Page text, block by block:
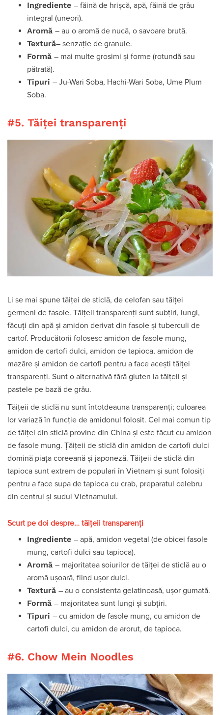
Ingrediente – făină de hrișcă, apă, făină de grâu
integral (uneori).
Aromă – au o aromă de nucă, o savoare brută.
Textură– senzație de granule.
Formă – mai multe grosimi și forme (rotundă sau
pătrată).
Tipuri – Ju-Wari Soba, Hachi-Wari Soba, Ume Plum
Soba.
#5. Tăiței transparenți
Li se mai spune tăiței de sticlă, de celofan sau tăiței
germeni de fasole. Tăițeii transparenți sunt subțiri, lungi,
făcuți din apă și amidon derivat din fasole și tuberculi de
cartof. Producătorii folosesc amidon de fasole mung,
amidon de cartofi dulci, amidon de tapioca, amidon de
mazăre și amidon de cartofi pentru a face acești tăiței
transparenți. Sunt o alternativă fără gluten la tăițeii și
pastele pe bază de grâu.
Tăițeii de sticlă nu sunt întotdeauna transparenți; culoarea
lor variază în funcție de amidonul folosit. Cel mai comun tip
de tăiței din sticlă provine din China și este făcut cu amidon
de fasole mung. Țăițeii de sticlă din amidon de cartofi dulci
domină piața coreeană și japoneză. Tăițeii de sticlă din
tapioca sunt extrem de populari în Vietnam și sunt folosiți
pentru a face supa de tapioca cu crab, preparatul celebru
din centrul și sudul Vietnamului.
Scurt pe doi despre… tăițeii transparenți
Ingrediente – apă, amidon vegetal (de obicei fasole
mung, cartofi dulci sau tapioca).
Aromă – majoritatea soiurilor de tăiței de sticlă au o
aromă ușoară, fiind ușor dulci.
Textură – au o consistenta gelatinoasă, ușor gumată.
Formă – majoritatea sunt lungi și subțiri.
Tipuri – cu amidon de fasole mung, cu amidon de
cartofi dulci, cu amidon de arorut, de tapioca.
#6. Chow Mein Noodles